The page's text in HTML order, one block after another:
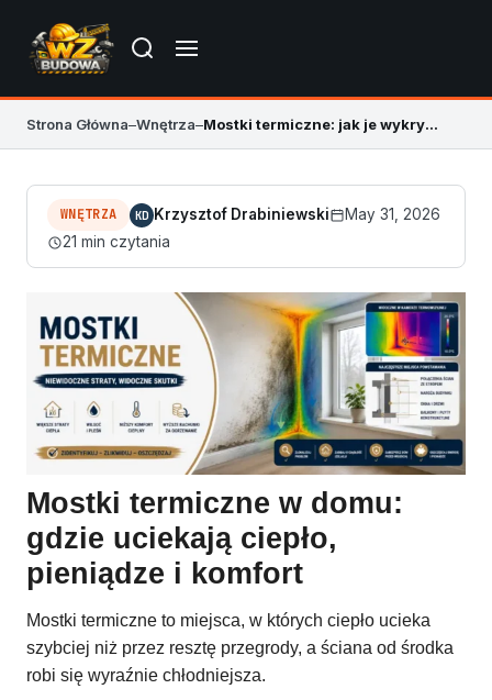
Strona Główna–Wnętrza– Mostki termiczne: jak je wykryć i usunąć
WNĘTRZA KD Krzysztof Drabiniewski
May 31, 2026
21 min czytania
Mostki termiczne w domu:
gdzie uciekają ciepło,
pieniądze i komfort
Mostki termiczne to miejsca, w których ciepło ucieka
szybciej niż przez resztę przegrody, a ściana od środka
robi się wyraźnie chłodniejsza.